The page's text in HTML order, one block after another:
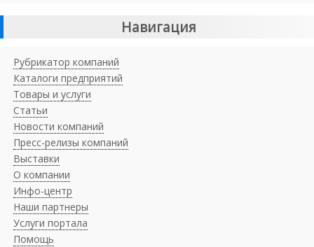
Навигация
Рубрикатор компаний
Каталоги предприятий
Товары и услуги
Статьи
Новости компаний
Пресс-релизы компаний
Выставки
О компании
Инфо-центр
Наши партнеры
Услуги портала
Помощь